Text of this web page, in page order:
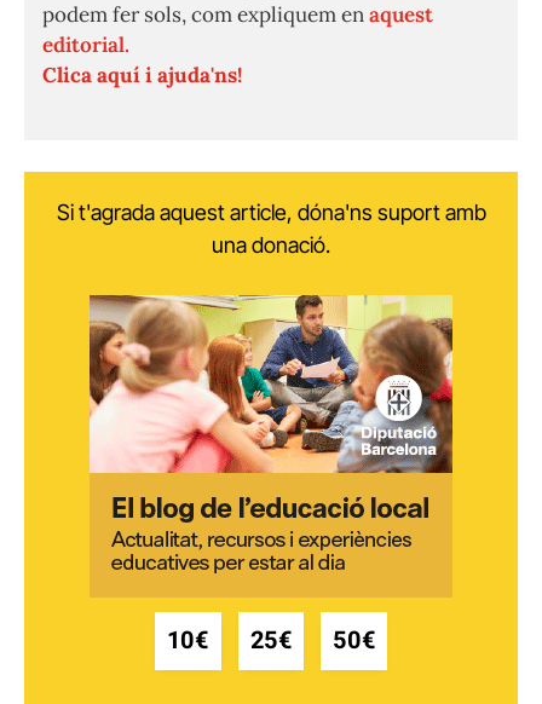
podem fer sols, com expliquem enaquest
editorial.
Clica aquí i ajuda'ns!
Si t'agrada aquest article, dóna'ns suport amb
una donació.
10€ 25€ 50€